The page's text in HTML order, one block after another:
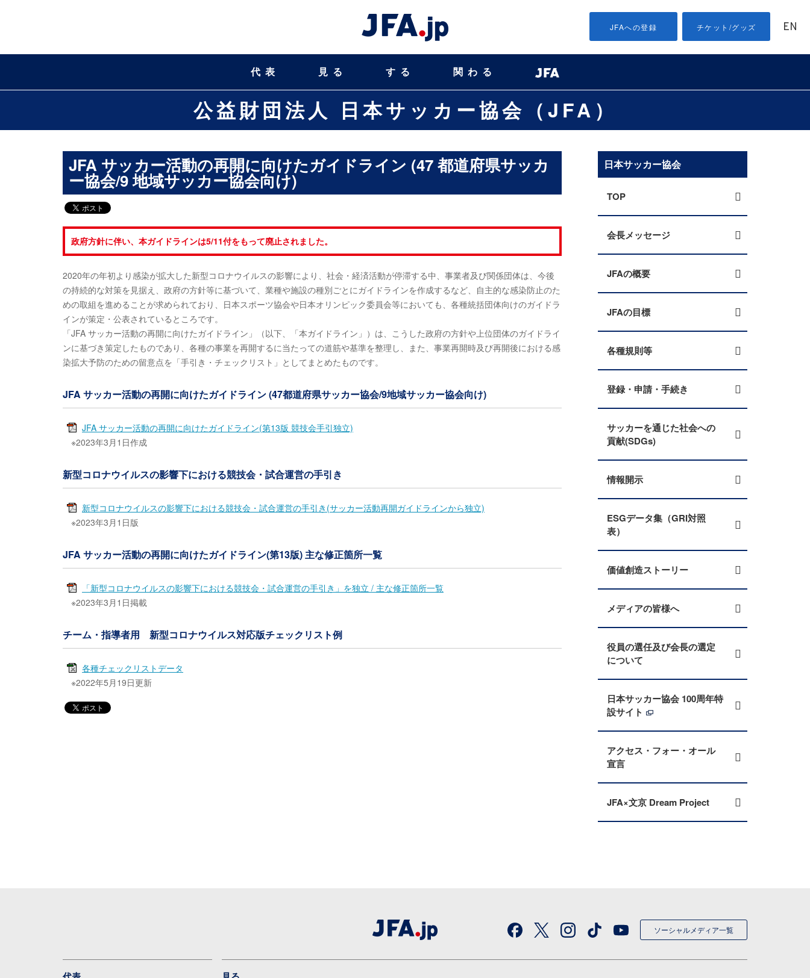
JFAへの登録 チケット/グッズ EN
代表 見る する 関わる
公益財団法人 日本サッカー協会（JFA）
JFA サッカー活動の再開に向けたガイドライン (47 都道府県サッカ
ー協会/9 地域サッカー協会向け)
政府方針に伴い、本ガイドラインは5/11付をもって廃止されました。
2020年の年初より感染が拡大した新型コロナウイルスの影響により、社会・経済活動が停滞する中、事業者及び関係団体は、今後
の持続的な対策を見据え、政府の方針等に基づいて、業種や施設の種別ごとにガイドラインを作成するなど、自主的な感染防止のた
めの取組を進めることが求められており、日本スポーツ協会や日本オリンピック委員会等においても、各種統括団体向けのガイドラ
インが策定・公表されているところです。
「JFA サッカー活動の再開に向けたガイドライン」（以下、「本ガイドライン」）は、こうした政府の方針や上位団体のガイドライ
ンに基づき策定したものであり、各種の事業を再開するに当たっての道筋や基準を整理し、また、事業再開時及び再開後における感
染拡大予防のための留意点を「手引き・チェックリスト」としてまとめたものです。
JFA サッカー活動の再開に向けたガイドライン (47都道府県サッカー協会/9地域サッカー協会向け)
JFA サッカー活動の再開に向けたガイドライン(第13版 競技会手引独立)
※2023年3月1日作成
新型コロナウイルスの影響下における競技会・試合運営の手引き
新型コロナウイルスの影響下における競技会・試合運営の手引き(サッカー活動再開ガイドラインから独立)
※2023年3月1日版
JFA サッカー活動の再開に向けたガイドライン(第13版) 主な修正箇所一覧
「新型コロナウイルスの影響下における競技会・試合運営の手引き」を独立 / 主な修正箇所一覧
※2023年3月1日掲載
チーム・指導者用 新型コロナウイルス対応版チェックリスト例
各種チェックリストデータ
※2022年5月19日更新
日本サッカー協会
TOP
会長メッセージ
JFAの概要
JFAの目標
各種規則等
登録・申請・手続き
サッカーを通じた社会への
貢献(SDGs)
情報開示
ESGデータ集（GRI対照
表）
価値創造ストーリー
メディアの皆様へ
役員の選任及び会長の選定
について
日本サッカー協会 100周年特
設サイト
アクセス・フォー・オール
宣言
JFA×文京 Dream Project
ソーシャルメディア一覧